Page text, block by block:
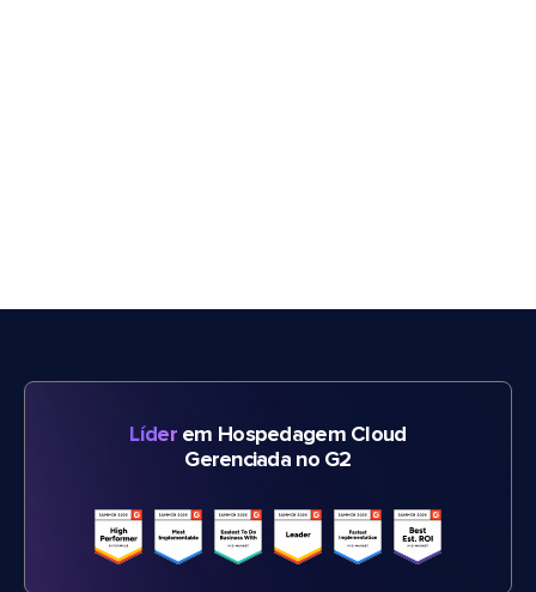
Líderem Hospedagem Cloud
Gerenciada no G2